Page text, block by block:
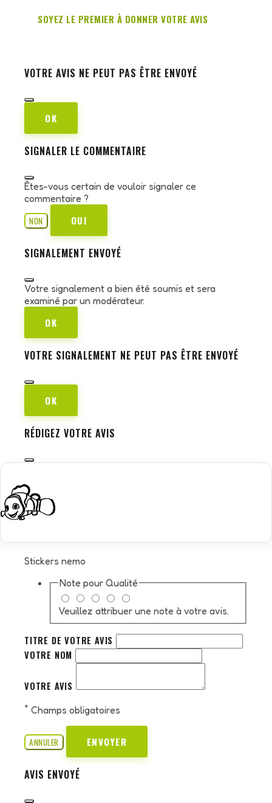
SOYEZ LE PREMIER À DONNER VOTRE AVIS
VOTRE AVIS NE PEUT PAS ÊTRE ENVOYÉ
OK
SIGNALER LE COMMENTAIRE
Êtes-vous certain de vouloir signaler ce
commentaire ?
NON
OUI
SIGNALEMENT ENVOYÉ
Votre signalement a bien été soumis et sera
examiné par un modérateur.
OK
VOTRE SIGNALEMENT NE PEUT PAS ÊTRE ENVOYÉ
OK
RÉDIGEZ VOTRE AVIS
Stickers nemo
Note pour Qualité
Veuillez attribuer une note à votre avis.
TITRE DE VOTRE AVIS
VOTRE NOM
VOTRE AVIS
* Champs obligatoires
ANNULER ENVOYER
AVIS ENVOYÉ